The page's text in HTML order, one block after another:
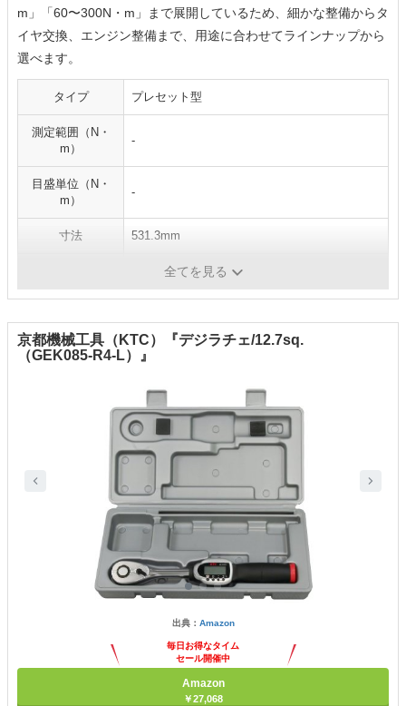
m」「60〜300N・m」まで展開しているため、細かな整備からタ
イヤ交換、エンジン整備まで、用途に合わせてラインナップから
選べます。
タイプ プレセット型
測定範囲（N・
m）
-
目盛単位（N・
m）
-
寸法 531.3mm
全てを見る
京都機械工具（KTC）『デジラチェ/12.7sq.
（GEK085-R4-L）』
出典： Amazon
毎日お得なタイム
セール開催中
Amazon
￥27,068